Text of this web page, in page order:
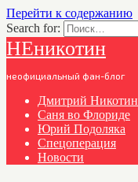
Перейти к содержанию
Search for:
НЕникотин
неофициальный фан-блог
Дмитрий Никотин
Саня во Флориде
Юрий Подоляка
Спецоперация
Новости